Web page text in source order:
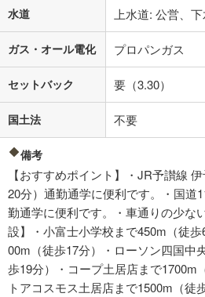
水道 上水道: 公営、
ガス・オール電化 プロパンガス
セットバック 要（3.30）
国土法 不要
備考
【おすすめポイント】・JR予讃線
20分）通勤通学に便利です。・国道
勤通学に便利です。・車通りの少な
設】・小富士小学校まで450m（徒
00m（徒歩17分）・ローソン四国中
歩19分）・コープ土居店まで1700m
トアコスモス土居店まで1500m（徒